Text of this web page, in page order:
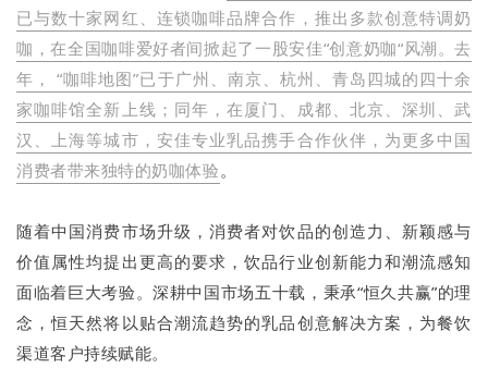
已与数十家网红、连锁咖啡品牌合作，推出多款创意特调奶
咖，在全国咖啡爱好者间掀起了一股安佳“创意奶咖“风潮。去
年， “咖啡地图”已于广州、南京、杭州、青岛四城的四十余
家咖啡馆全新上线；同年，在厦门、成都、北京、深圳、武
汉、上海等城市，安佳专业乳品携手合作伙伴，为更多中国
消费者带来独特的奶咖体验。
随着中国消费市场升级，消费者对饮品的创造力、新颖感与
价值属性均提出更高的要求，饮品行业创新能力和潮流感知
面临着巨大考验。深耕中国市场五十载，秉承“恒久共赢”的理
念，恒天然将以贴合潮流趋势的乳品创意解决方案，为餐饮
渠道客户持续赋能。